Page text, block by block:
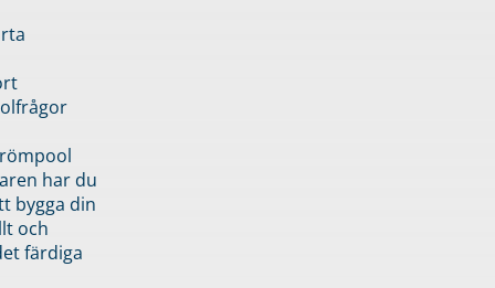
har du
bygga din
och
färdiga